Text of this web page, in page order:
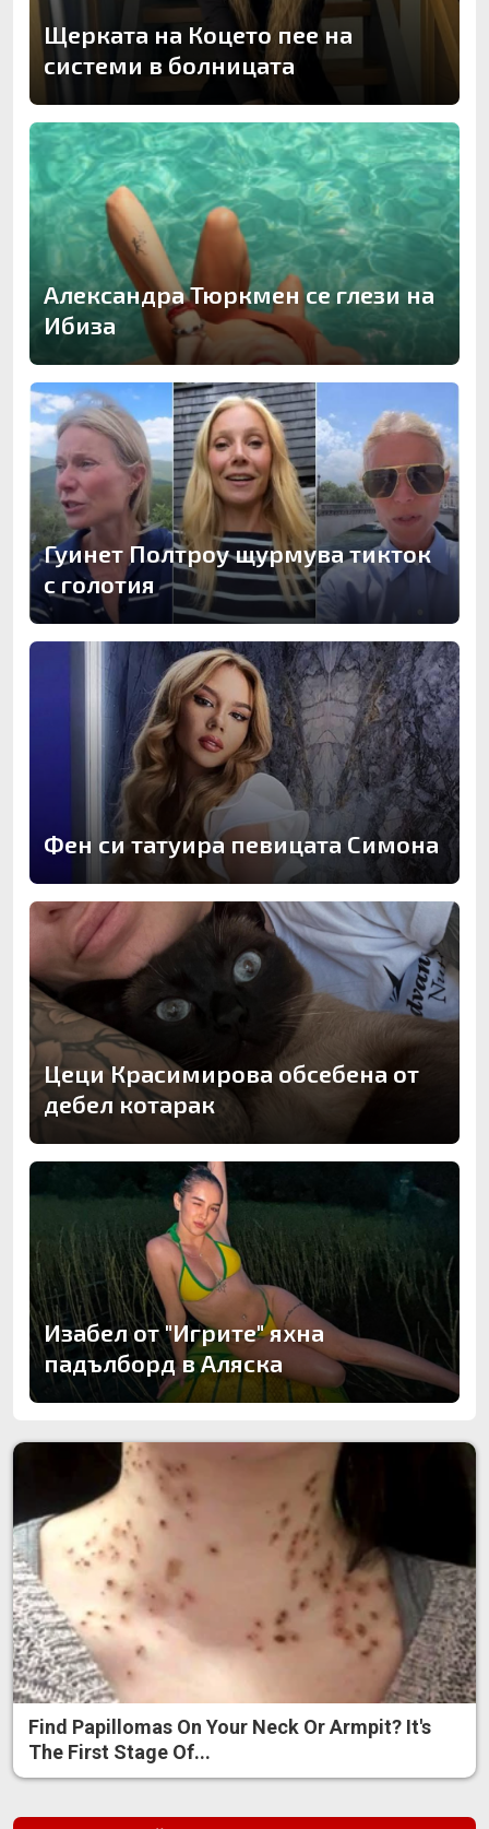
Щерката на Коцето пее на
системи в болницата
Александра Тюркмен се глези на
Ибиза
Гуинет Полтроу щурмува тикток
с голотия
Фен си татуира певицата Симона
Цеци Красимирова обсебена от
дебел котарак
Изабел от "Игрите" яхна
падълборд в Аляска
Find Papillomas On Your Neck Or Armpit? It's
The First Stage Of...